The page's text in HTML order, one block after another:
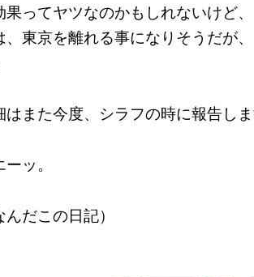
果ってヤツなのかもしれないけど
、東京を離れる事になりそうだが
はまた今度、シラフの時に報告し
ッ。
んだこの日記）